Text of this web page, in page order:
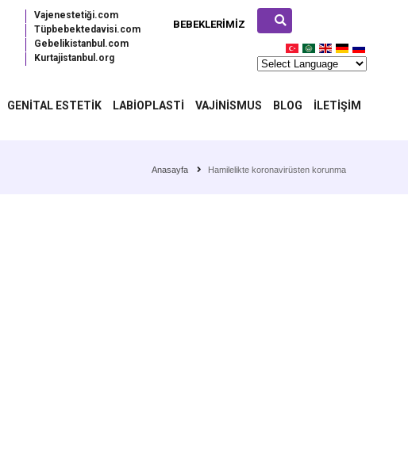
BEBEKLERIMIZ
Vajenestetiği.com
Tüpbebektedavisi.com
Gebelikistanbul.com
Kurtajistanbul.org
GENITAL ESTETIK LABIOPLASTI VAJINISMUS BLOG İLETIŞIM
Anasayfa Hamilelikte koronavirüsten korunma